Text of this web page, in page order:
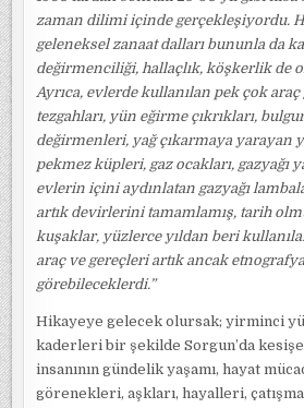
zaman dilimi içinde gerçekleşiyordu.
geleneksel zanaat dalları bununla da
değirmenciliği, hallaçlık, köşkerlik de
Ayrıca, evlerde kullanılan pek çok
tezgahları, yün eğirme çıkrıkları,
değirmenleri, yağ çıkarmaya yarayan
pekmez küpleri, gaz ocakları, gazyağı
evlerin içini aydınlatan gazyağı
artık devirlerini tamamlamış, tarih
kuşaklar, yüzlerce yıldan beri
araç ve gereçleri artık ancak
görebileceklerdi.”
Hikayeye gelecek olursak; yirminci
kaderleri bir şekilde Sorgun’da
insanının gündelik yaşamı, hayat
görenekleri, aşkları, hayalleri,